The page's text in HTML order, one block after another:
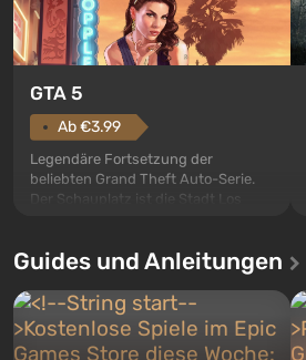
GTA 5
Ab €3.99
Legendäre Fortsetzung der
beliebten Grand Theft Auto-Serie.
Der Schauplatz ist die Stadt Los
ersten Mal erzählt das Spiel die
Charakteren: Michael, Trevor und
Franklin, zwischen denen Sie
jederzeit...
Guides und Anleitungen